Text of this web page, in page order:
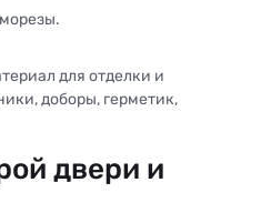
для отделки и
доборы, герметик,
двери и